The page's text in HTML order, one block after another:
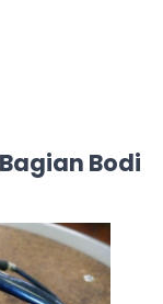
Bodi